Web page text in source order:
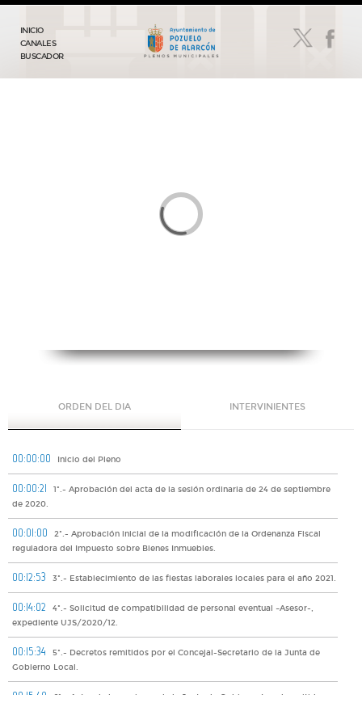
INICIO
CANALES
BUSCADOR
ORDEN DEL DIA INTERVINIENTES
00:00:00 Inicio del Pleno
00:00:21
1º.- Aprobación del acta de la sesión ordinaria de 24 de septiembre
de 2020.
00:01:00
2º.- Aprobación inicial de la modificación de la Ordenanza Fiscal
reguladora del Impuesto sobre Bienes Inmuebles.
00:12:53 3º.- Establecimiento de las fiestas laborales locales para el año 2021.
00:14:02
4º.- Solicitud de compatibilidad de personal eventual –Asesor-,
expediente UJS/2020/12.
00:15:34
5º.- Decretos remitidos por el Concejal-Secretario de la Junta de
Gobierno Local.
00:15:40
6º.- Actas de las sesiones de la Junta de Gobierno Local remitidas